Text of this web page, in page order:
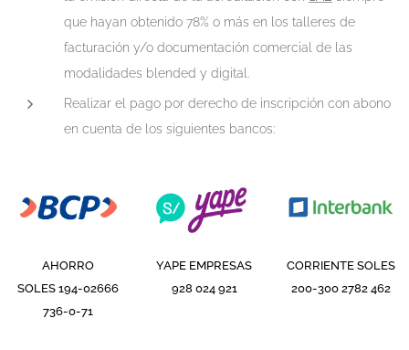
que hayan obtenido 78% o más en los talleres de
facturación y/o documentación comercial de las
modalidades blended y digital.
Realizar el pago por derecho de inscripción con abono
en cuenta de los siguientes bancos:
AHORRO
SOLES194-02666
736-0-71
YAPE EMPRESAS
928 024 921
CORRIENTE SOLES
200-300 2782 462